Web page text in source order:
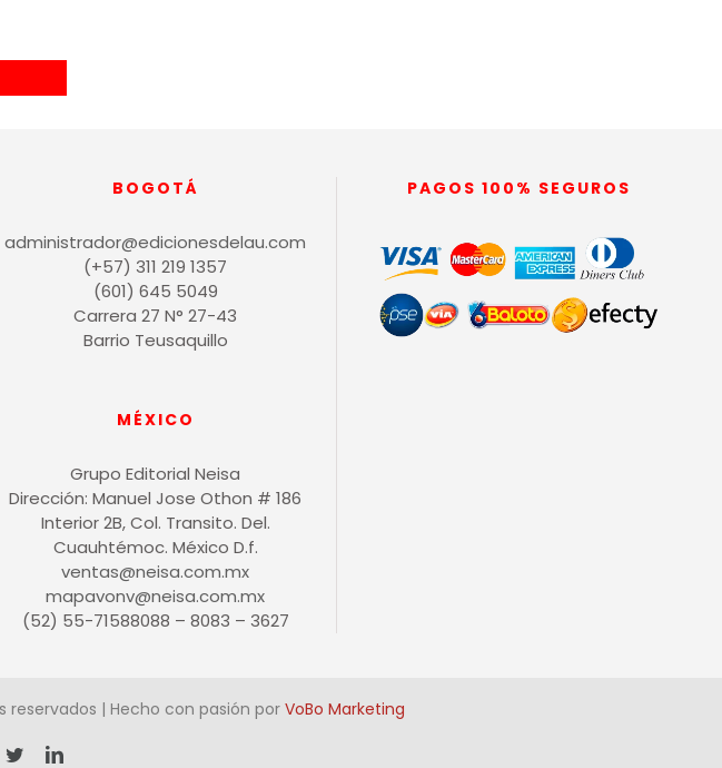
BOGOTÁ
administrador@edicionesdelau.com
(+57) 311 219 1357
(601) 645 5049
Carrera 27 N° 27-43
Barrio Teusaquillo
MÉXICO
Grupo Editorial Neisa
Dirección: Manuel Jose Othon # 186
Interior 2B, Col. Transito. Del.
Cuauhtémoc. México D.f.
ventas@neisa.com.mx
mapavonv@neisa.com.mx
(52) 55-71588088 – 8083 – 3627
PAGOS 100% SEGUROS
reservados | Hecho con pasión por VoBo Marketing
X LinkedIn